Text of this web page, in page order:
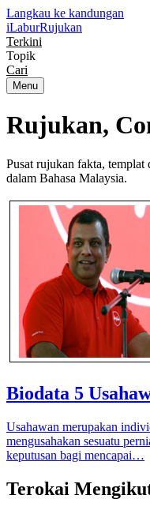
Langkau ke kandungan
iLaburRujukan
Terkini
Topik
Cari
Menu
Rujukan,
Pusat rujukan fakta,
dalam Bahasa Malaysia.
Biodata 5
Usahawan merupakan
mengusahakan sesuatu
keputusan bagi mencapai…
Terokai